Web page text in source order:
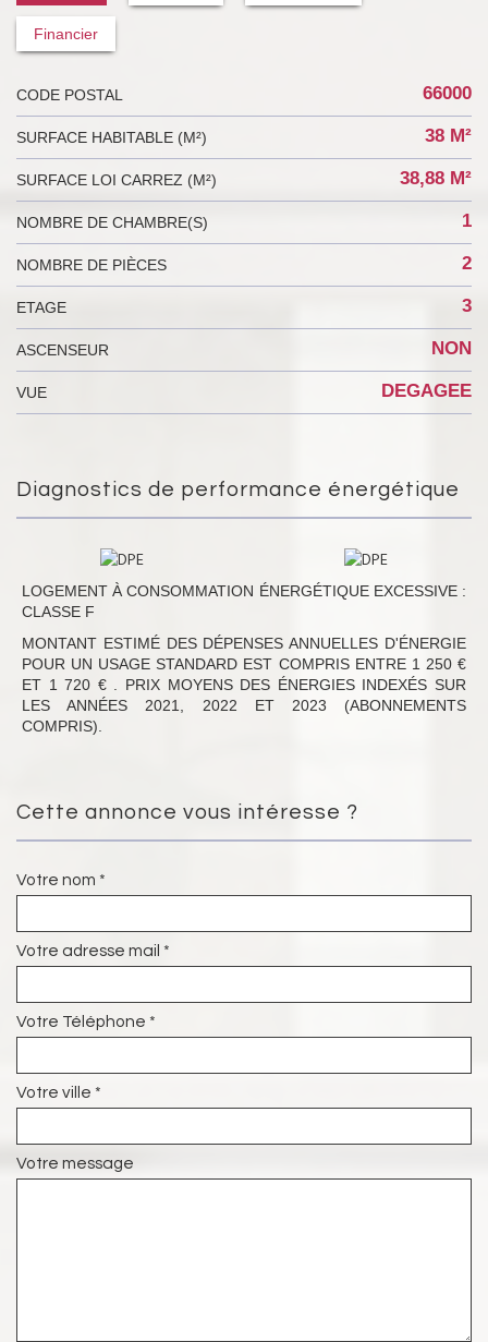
Financier
CODE POSTAL 66000
SURFACE HABITABLE (M²) 38 M²
SURFACE LOI CARREZ (M²) 38,88 M²
NOMBRE DE CHAMBRE(S) 1
NOMBRE DE PIÈCES 2
ETAGE 3
ASCENSEUR NON
VUE DEGAGEE
Diagnostics de performance énergétique
LOGEMENT À CONSOMMATION ÉNERGÉTIQUE EXCESSIVE :
CLASSE F
MONTANT ESTIMÉ DES DÉPENSES ANNUELLES D'ÉNERGIE
POUR UN USAGE STANDARD EST COMPRIS ENTRE 1 250 €
ET 1 720 € . PRIX MOYENS DES ÉNERGIES INDEXÉS SUR
LES ANNÉES 2021, 2022 ET 2023 (ABONNEMENTS
COMPRIS).
Cette annonce vous intéresse ?
Votre nom *
Votre adresse mail *
Votre Téléphone *
Votre ville *
Votre message